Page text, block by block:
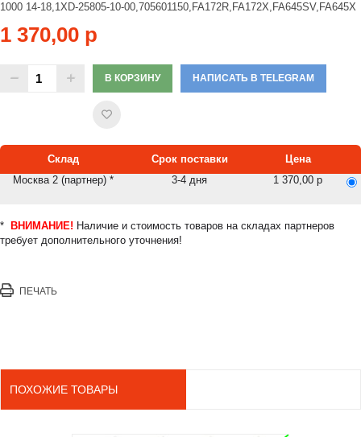
1000 14-18,1XD-25805-10-00,705601150,FA172R,FA172X,FA645SV,FA645X
1 370,00 р
В КОРЗИНУ НАПИСАТЬ В TELEGRAM
Склад Срок поставки
Цена
Москва 2 (партнер) *
3-4 дня 1 370,00 р
* ВНИМАНИЕ! Наличие и стоимость товаров на складах партнеров
требует дополнительного уточнения!
ПЕЧАТЬ
ПОХОЖИЕ ТОВАРЫ